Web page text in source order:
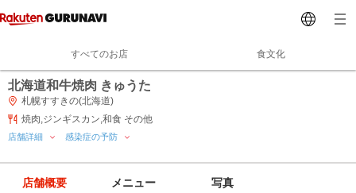
すべてのお店 食文化
北海道和牛焼肉 きゅうた
札幌すすきの(北海道)
焼肉,ジンギスカン,和食 その他
店舗詳細 感染症の予防
店舗概要 メニュー 写真